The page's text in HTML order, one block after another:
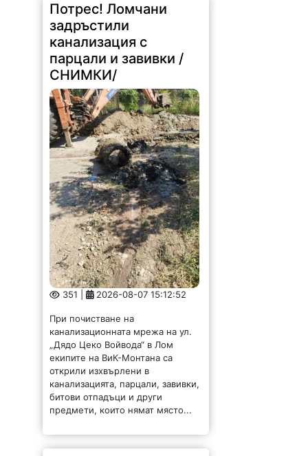
Потрес! Ломчани
задръстили
канализация с
парцали и завивки /
СНИМКИ/
351 | 2026-08-07 15:12:52
При почистване на
канализационната мрежа на ул.
„Дядо Цеко Войвода“ в Лом
екипите на ВиК-Монтана са
открили изхвърлени в
канализацията, парцали, завивки,
битови отпадъци и други
предмети, които нямат място...